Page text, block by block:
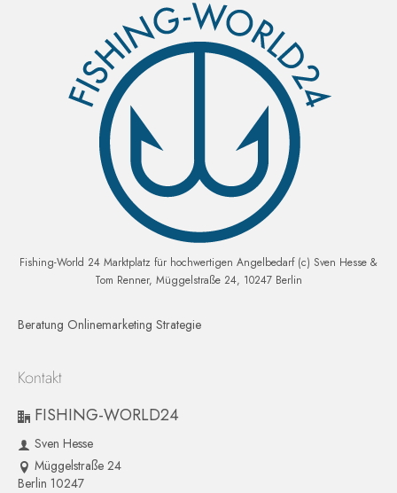
Fishing-World 24 Marktplatz für hochwertigen Angelbedarf (c) Sven Hesse &
Tom Renner, Müggelstraße 24, 10247 Berlin
Beratung Onlinemarketing Strategie
Kontakt
FISHING-WORLD24
Sven Hesse
Müggelstraße 24
Berlin 10247